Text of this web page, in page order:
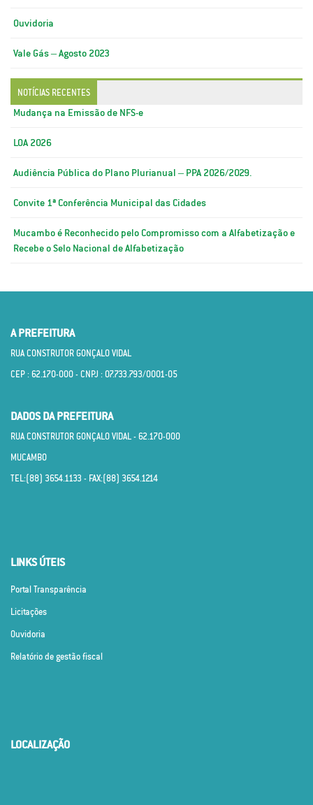
Ouvidoria
Vale Gás – Agosto 2023
NOTÍCIAS RECENTES
Mudança na Emissão de NFS-e
LOA 2026
Audiência Pública do Plano Plurianual – PPA 2026/2029.
Convite 1ª Conferência Municipal das Cidades
Mucambo é Reconhecido pelo Compromisso com a Alfabetização e
Recebe o Selo Nacional de Alfabetização
A PREFEITURA
RUA CONSTRUTOR GONÇALO VIDAL
CEP : 62.170­-000 - CNPJ : 07.733.793/0001­-05
DADOS DA PREFEITURA
RUA CONSTRUTOR GONÇALO VIDAL - 62.170­-000
MUCAMBO
TEL:(88) 3654.1133 - FAX:(88) 3654.1214
LINKS ÚTEIS
Portal Transparência
Licitações
Ouvidoria
Relatório de gestão fiscal
LOCALIZAÇÃO